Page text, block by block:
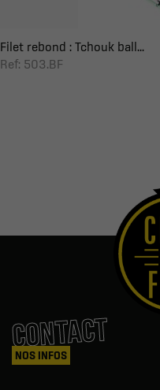
Filet rebond : Tchouk ball...
Ref: 503.BF
CONTACT
NOS INFOS